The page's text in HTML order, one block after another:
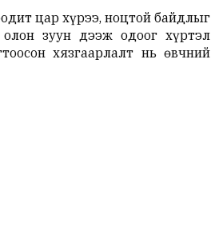
цар хүрээ, ноцтой байдлыг
зуун дээж одоог хүртэл
хязгаарлалт нь өвчний